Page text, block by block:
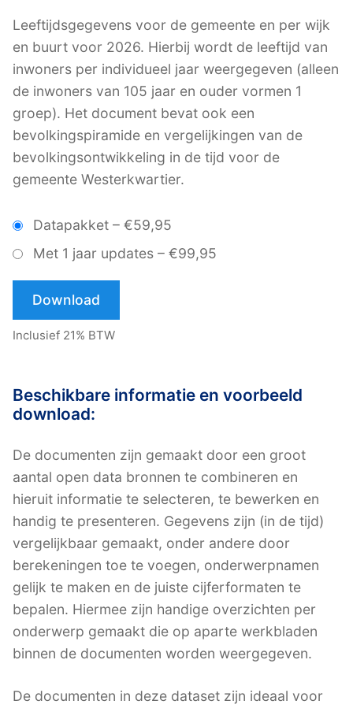
Leeftijdsgegevens voor de gemeente en per wijk
en buurt voor 2026. Hierbij wordt de leeftijd van
inwoners per individueel jaar weergegeven (alleen
de inwoners van 105 jaar en ouder vormen 1
groep). Het document bevat ook een
bevolkingspiramide en vergelijkingen van de
bevolkingsontwikkeling in de tijd voor de
gemeente Westerkwartier.
Datapakket – €59,95
Met 1 jaar updates – €99,95
Download
Inclusief 21% BTW
Beschikbare informatie en voorbeeld
download:
De documenten zijn gemaakt door een groot
aantal open data bronnen te combineren en
hieruit informatie te selecteren, te bewerken en
handig te presenteren. Gegevens zijn (in de tijd)
vergelijkbaar gemaakt, onder andere door
berekeningen toe te voegen, onderwerpnamen
gelijk te maken en de juiste cijferformaten te
bepalen. Hiermee zijn handige overzichten per
onderwerp gemaakt die op aparte werkbladen
binnen de documenten worden weergegeven.
De documenten in deze dataset zijn ideaal voor